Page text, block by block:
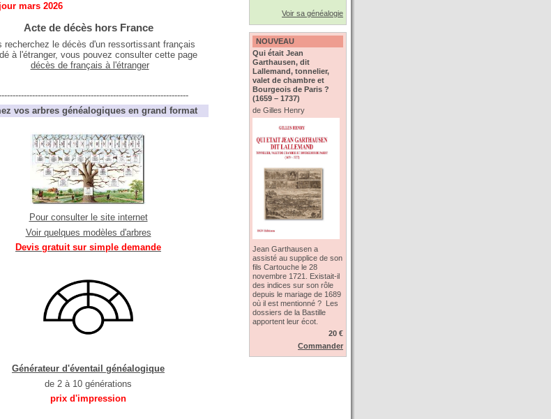
mars 2026
Acte de décès hors France
recherchez le décès d'un ressortissant français
à l'étranger, vous pouvez consulter cette page
décès de français à l'étranger
vos arbres généalogiques en grand format
Pour consulter le site internet
Voir quelques modèles d'arbres
Devis gratuit sur simple demande
Générateur d'éventail généalogique
de 2 à 10 générations
prix d'impression
Voir sa généalogie
NOUVEAU
Qui était Jean
Garthausen, dit
Lallemand, tonnelier,
valet de chambre et
Bourgeois de Paris ?
(1659 – 1737)
de Gilles Henry
Jean Garthausen a
assisté au supplice de son
fils Cartouche le 28
novembre 1721. Existait-il
des indices sur son rôle
depuis le mariage de 1689
où il est mentionné ? Les
dossiers de la Bastille
apportent leur écot.
20 €
Commander